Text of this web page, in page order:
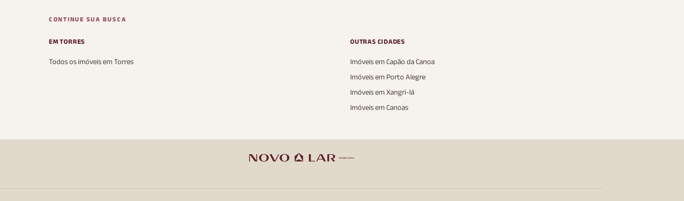
CONTINUE SUA BUSCA
EM TORRES
Todos os imóveis em Torres
OUTRAS CIDADES
Imóveis em Capão da Canoa
Imóveis em Porto Alegre
Imóveis em Xangri-lá
Imóveis em Canoas